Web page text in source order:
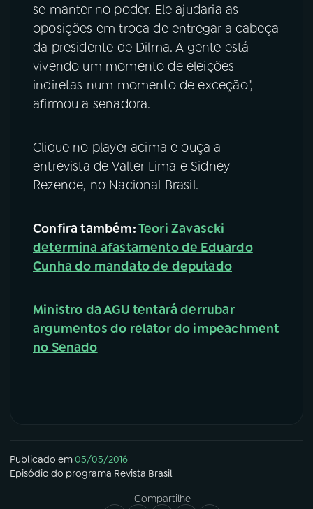
se manter no poder. Ele ajudaria as
oposições em troca de entregar a cabeça
da presidente de Dilma. A gente está
vivendo um momento de eleições
indiretas num momento de exceção",
afirmou a senadora.
Clique no player acima e ouça a
entrevista de Valter Lima e Sidney
Rezende, no Nacional Brasil.
Confira também:Teori Zavascki
determina afastamento de Eduardo
Cunha do mandato de deputado
Ministro da AGU tentará derrubar
argumentos do relator do impeachment
no Senado
Publicado em05/05/2016
Episódio do programa Revista Brasil
Compartilhe